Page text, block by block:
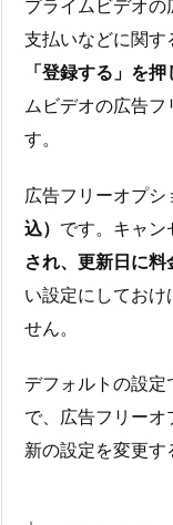
プライムビデオの
支払いなどに関す
「登録する」を押
ムビデオの広告
す。
広告フリーオプ
込） です。キャン
され、更新日に
い設定にしておけ
せん。
デフォルトの設
で、広告フリー
新の設定を変更す